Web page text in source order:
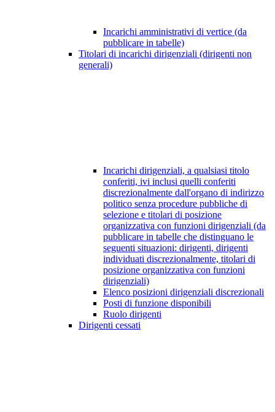
Incarichi amministrativi di vertice (da
pubblicare in tabelle)
Titolari di incarichi dirigenziali (dirigenti non
generali)
Incarichi dirigenziali, a qualsiasi titolo
conferiti, ivi inclusi quelli conferiti
discrezionalmente dall'organo di indirizzo
politico senza procedure pubbliche di
selezione e titolari di posizione
organizzativa con funzioni dirigenziali (da
pubblicare in tabelle che distinguano le
seguenti situazioni: dirigenti, dirigenti
individuati discrezionalmente, titolari di
posizione organizzativa con funzioni
dirigenziali)
Elenco posizioni dirigenziali discrezionali
Posti di funzione disponibili
Ruolo dirigenti
Dirigenti cessati